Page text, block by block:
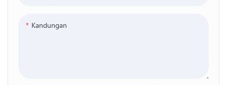
Kandungan